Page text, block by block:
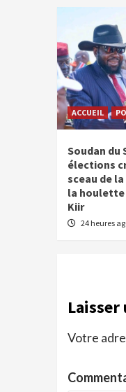
ACCUEIL
Soudan du
élections
sceau de
la houlette
Kiir
24 heures
Votre